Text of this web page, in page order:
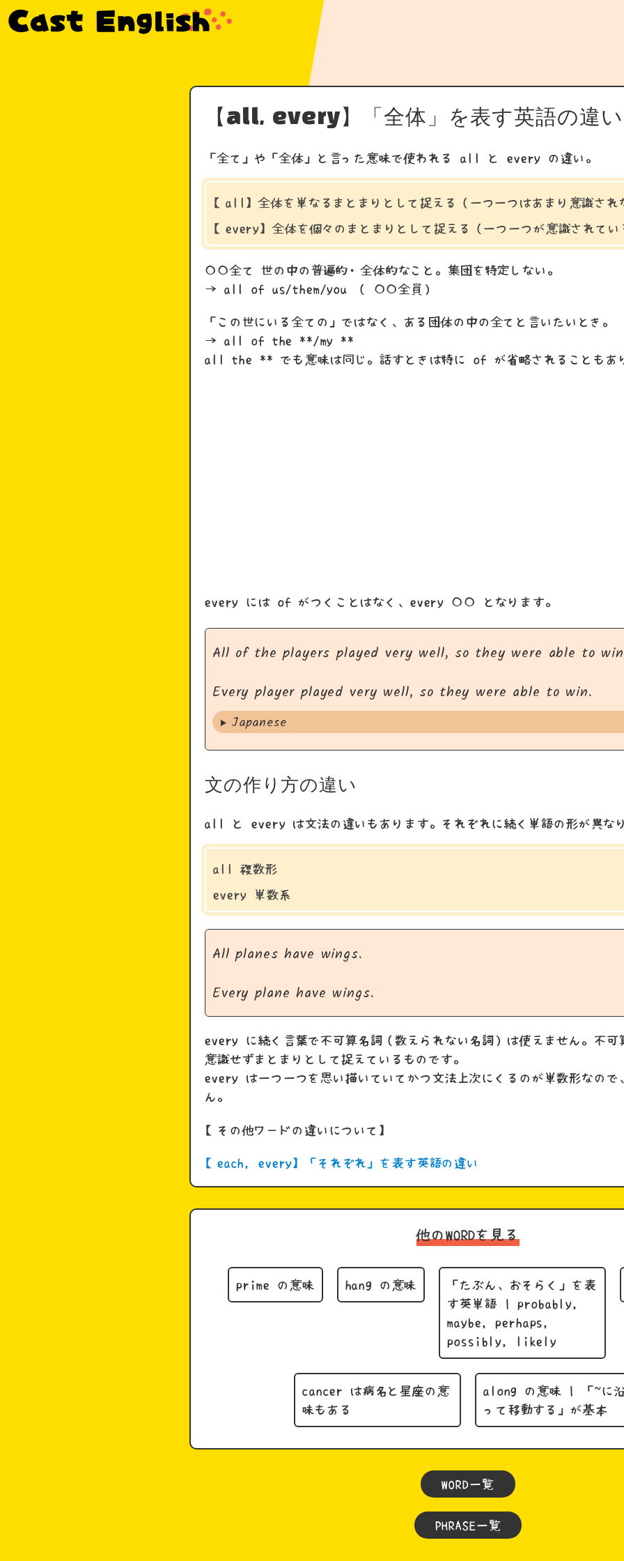
【all, every】「全体」を表す英語の違い
「全て」や「全体」と言った意味で使われる all と every の違い。
【all】全体を単なるまとまりとして捉える（一つ一つはあまり意識され
【every】全体を個々のまとまりとして捉える（一つ一つが意識されてい
〇〇全て 世の中の普遍的・全体的なこと。集団を特定しない。
→ all of us/them/you （ 〇〇全員）
「この世にいる全ての」ではなく、ある団体の中の全てと言いたいとき。
→ all of the **/my **
all the ** でも意味は同じ。話すときは特に of が省略されることもあ
every には of がつくことはなく、every 〇〇 となります。
All of the players played very well, so they were able to
Every player played very well, so they were able to win.
Japanese
文の作り方の違い
all と every は文法の違いもあります。それぞれに続く単語の形が異なり
all 複数形
every 単数系
All planes have wings.
Every plane have wings.
every に続く言葉で不可算名詞（数えられない名詞）は使えません。不可
意識せずまとまりとして捉えているものです。
every は一つ一つを思い描いていてかつ文法上次にくるのが単数形なので
ん。
【その他ワードの違いについて】
【each, every】「それぞれ」を表す英語の違い
他のWORDを見る
prime の意味 hang の意味
「たぶん、おそらく」を表
す英単語 | probably,
maybe, perhaps,
possibly, likely
cancer は病名と星座の意
味もある
along の意味 | 「~に
って移動する」が基本
WORD一覧
PHRASE一覧